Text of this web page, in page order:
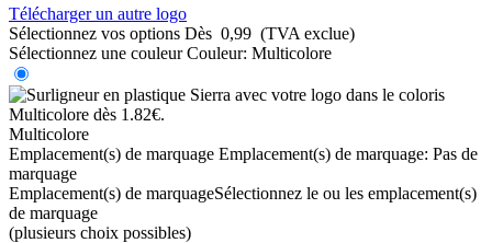
Télécharger un autre logo
Sélectionnez vos options Dès 0,99 (TVA exclue)
Sélectionnez une couleur Couleur: Multicolore
Multicolore
Emplacement(s) de marquage Emplacement(s) de marquage: Pas de
marquage
Emplacement(s) de marquageSélectionnez le ou les emplacement(s)
de marquage
(plusieurs choix possibles)